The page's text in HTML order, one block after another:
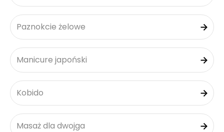
Paznokcie żelowe
Manicure japoński
Kobido
Masaż dla dwojga